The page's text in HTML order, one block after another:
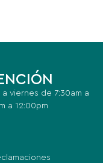
viernes de 7:30am a
a 12:00pm